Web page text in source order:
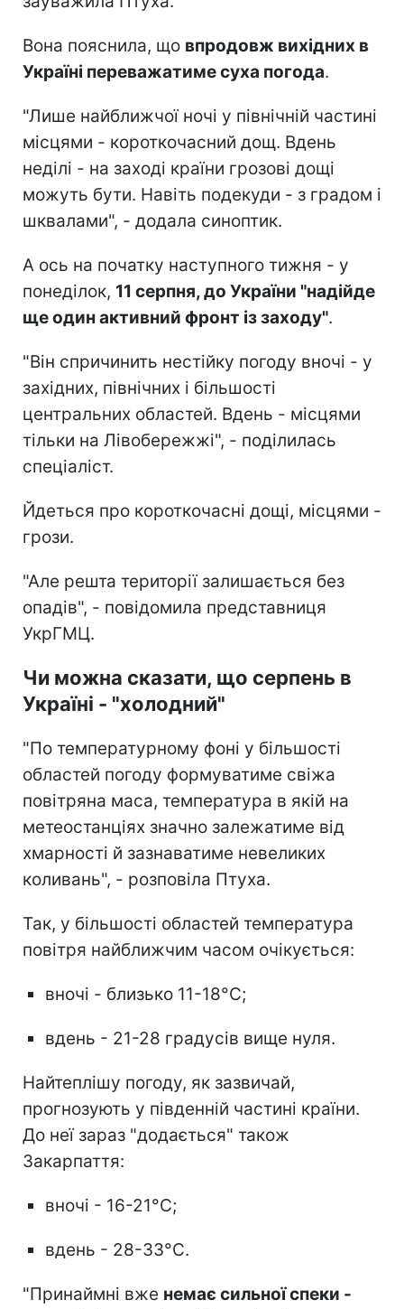
Вона пояснила, що впродовж вихідних в
Україні переважатиме суха погода.
"Лише найближчої ночі у північній частині
місцями - короткочасний дощ. Вдень
неділі - на заході країни грозові дощі
можуть бути. Навіть подекуди - з градом і
шквалами", - додала синоптик.
А ось на початку наступного тижня - у
понеділок, 11 серпня, до України "надійде
ще один активний фронт із заходу".
"Він спричинить нестійку погоду вночі - у
західних, північних і більшості
центральних областей. Вдень - місцями
тільки на Лівобережжі", - поділилась
спеціаліст.
Йдеться про короткочасні дощі, місцями -
грози.
"Але решта території залишається без
опадів", - повідомила представниця
УкрГМЦ.
Чи можна сказати, що серпень в
Україні - "холодний"
"По температурному фоні у більшості
областей погоду формуватиме свіжа
повітряна маса, температура в якій на
метеостанціях значно залежатиме від
хмарності й зазнаватиме невеликих
коливань", - розповіла Птуха.
Так, у більшості областей температура
повітря найближчим часом очікується:
вночі - близько 11-18°C;
вдень - 21-28 градусів вище нуля.
Найтеплішу погоду, як зазвичай,
прогнозують у південній частині країни.
До неї зараз "додається" також
Закарпаття:
вночі - 16-21°C;
вдень - 28-33°C.
"Принаймні вже немає сильної спеки -